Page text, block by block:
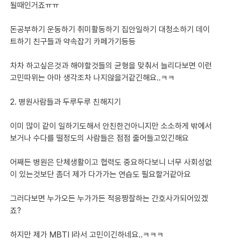
될때인거죠ㅠㅠ
돈공부하기 운동하기 취미활동하기 집안일하기 대청소하기 데이
트하기 친구들과 약속잡기 카페가기등등
차차 하고싶은것과 해야할것들의 균형을 맞춰서 늘리다보면 이런
고민따위는 아마 생각조차 나지않을거같긴해요..ㅋㅋ
2. 병원사람들과 두루두루 친해지기
이미 많이 같이 일하기도해서 안친한건아니지만 소소하게 밖에서
보거나 수다를 떨정도의 사람들은 점점 줄어들고있긴해요
어째든 병원은 단체생활이고 협력도 중요하다보니 너무 사회성없
이 있는것보단 좀더 제가 다가가는 연습도 필요할거같아요
그러다보면 누가오든 누가가든 적응짱잘하는 간호사가되어있겠
죠?
하지만 제가 MBTI I라서 고민이긴하네요..ㅋㅋㅋ